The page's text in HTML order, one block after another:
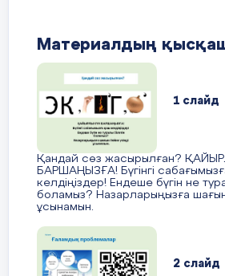
Материалдың қысқаша
1 слайд
Қандай сөз жасырылған?
БАРШАҢЫЗҒА! Бүгінгі
келдіңіздер! Ендеше бүгін не
боламыз? Назарларыңызға шағын
ұсынамын.
2 слайд